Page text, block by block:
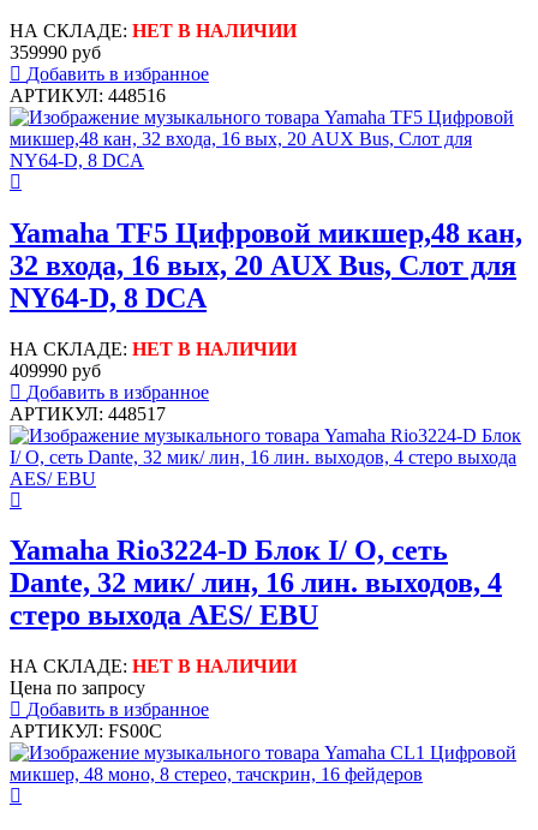
НА СКЛАДЕ: НЕТ В НАЛИЧИИ
359990 руб
Добавить в избранное
АРТИКУЛ: 448516
Yamaha TF5 Цифровой микшер,48 кан,
32 входа, 16 вых, 20 AUX Bus, Слот для
NY64-D, 8 DCA
НА СКЛАДЕ: НЕТ В НАЛИЧИИ
409990 руб
Добавить в избранное
АРТИКУЛ: 448517
Yamaha Rio3224-D Блок I/ O, сеть
Dante, 32 мик/ лин, 16 лин. выходов, 4
стеро выхода AES/ EBU
НА СКЛАДЕ: НЕТ В НАЛИЧИИ
Цена по запросу
Добавить в избранное
АРТИКУЛ: FS00C